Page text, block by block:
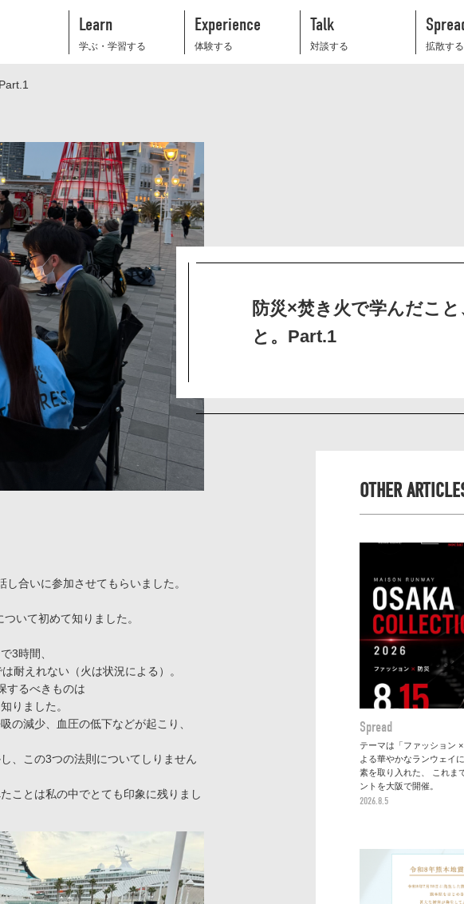
Learn
学ぶ・学習する
Experience
体験する
Talk
対談する 拡散する
防災×焚き火で学んだこ
と。Part.1
合いに参加させてもらいました。
いて初めて知りました。
3時間、
耐えれない（火は状況による）。
するべきものは
りました。
の減少、血圧の低下などが起こり、
、この3つの法則についてしりません
ことは私の中でとても印象に残りまし
OTHER
Spread
テーマは「ファッション
よる華やかなランウェイ
素を取り入れた、 これま
ントを大阪で開催。
2026.8.5